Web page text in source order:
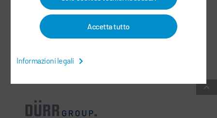
Accetta tutto
Informazioni legali
CONTATTI / SEDI
INFORMAZIONI LEGALI
-